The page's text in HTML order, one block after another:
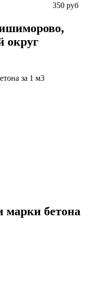
350 руб
округ
за 1 м3
марки бетона